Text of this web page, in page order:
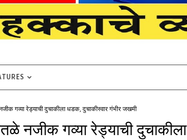
गव्या रेड्याची दुचाकीला धडक, दुचाकीस्वार गंभीर जखमी
नजीक गव्या रेड्याची दुचाकीला